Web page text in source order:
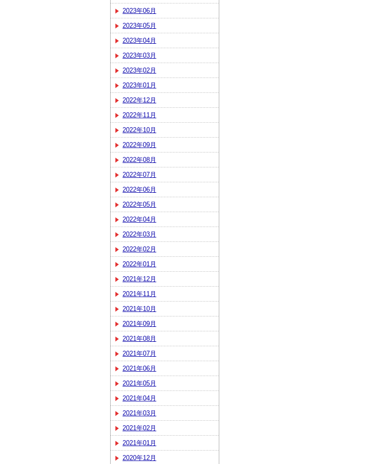
2023年06月
2023年05月
2023年04月
2023年03月
2023年02月
2023年01月
2022年12月
2022年11月
2022年10月
2022年09月
2022年08月
2022年07月
2022年06月
2022年05月
2022年04月
2022年03月
2022年02月
2022年01月
2021年12月
2021年11月
2021年10月
2021年09月
2021年08月
2021年07月
2021年06月
2021年05月
2021年04月
2021年03月
2021年02月
2021年01月
2020年12月